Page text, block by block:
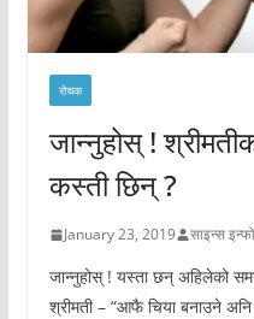
रोचक
जान्नुहोस् !
कस्ती छिन् ?
January 23, 2019 साइन्स
जान्नुहोस् ! यस्ता छन् अहिलेको
श्रीमती – “आफै चिया बनाउने